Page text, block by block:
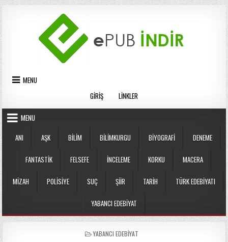
Skip
to
content
MENU
GIRIŞ
LINKLER
MENU
ANI
AŞK BILIM BILIMKURGU BIYOGRAFI DENEME
FANTASTIK FELSEFE İNCELEME KORKU MACERA
MIZAH POLISIYE SUÇ ŞIIR TARIH TÜRK EDEBIYATI
YABANCI EDEBIYAT
POSTED
YABANCI EDEBIYAT